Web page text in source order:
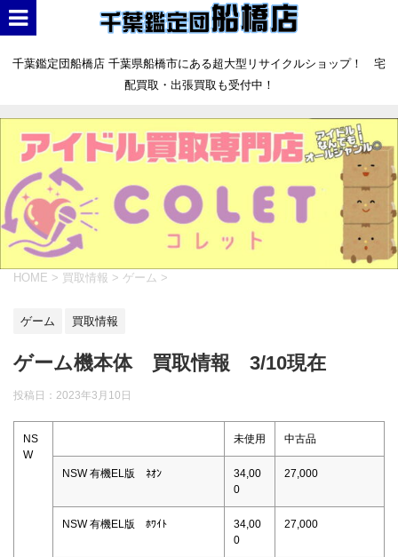
千葉鑑定団船橋店 千葉県船橋市にある超大型リサイクルショップ！ 宅
配買取・出張買取も受付中！
HOME > 買取情報 > ゲーム >
ゲーム 買取情報
ゲーム機本体 買取情報 3/10現在
投稿日： 2023年3月10日
NS
W
未使用 中古品
NSW 有機EL版 ﾈｵﾝ
34,00
0
27,000
NSW 有機EL版 ﾎﾜｲﾄ
34,00
0
27,000